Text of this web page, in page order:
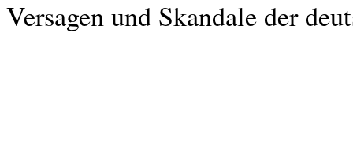
Versagen und Skandale der